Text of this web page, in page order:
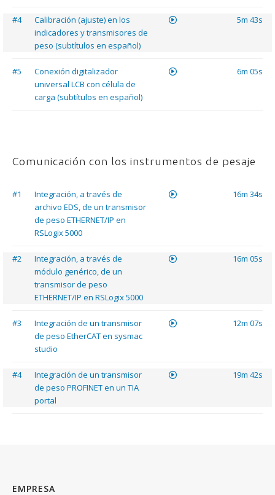
#4
Calibración (ajuste) en los
indicadores y transmisores de
peso (subtítulos en español)
5m 43s
#5
Conexión digitalizador
universal LCB con célula de
carga (subtítulos en español)
6m 05s
Comunicación con los instrumentos de pesaje
#1
Integración, a través de
archivo EDS, de un transmisor
de peso ETHERNET/IP en
RSLogix 5000
16m 34s
#2
Integración, a través de
módulo genérico, de un
transmisor de peso
ETHERNET/IP en RSLogix 5000
16m 05s
#3
Integración de un transmisor
de peso EtherCAT en sysmac
studio
12m 07s
#4
Integración de un transmisor
de peso PROFINET en un TIA
portal
19m 42s
EMPRESA